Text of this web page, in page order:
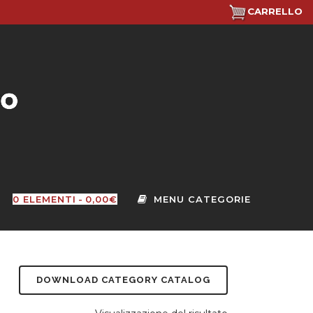
CARRELLO
0 ELEMENTI 0,00€
DOWNLOAD CATEGORY CATALOG